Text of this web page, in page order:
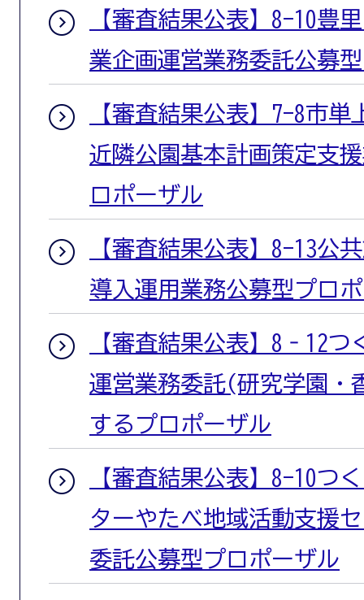
【審査結果公表】8-10豊
業企画運営業務委託公募
【審査結果公表】7-8市単
近隣公園基本計画策定支
ロポーザル
【審査結果公表】8-13公
導入運用業務公募型プロ
【審査結果公表】8‐12つ
運営業務委託(研究学園・
するプロポーザル
【審査結果公表】8-10つ
ターやたべ地域活動支援
委託公募型プロポーザル